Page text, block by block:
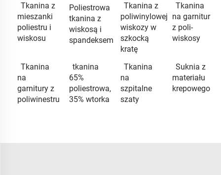
Tkanina z
mieszanki
poliestru i
wiskosu
Poliestrowa
tkanina z
wiskosą i
spandeksem
Tkanina z
poliwinylowej
wiskozy w
szkocką
kratę
Tkanina
na garnitur
z poli-
wiskosy
Tkanina
na
garnitury z
poliwinestru
tkanina
65%
poliestrowa,
35% wtorka
Tkanina
na
szpitalne
szaty
Suknia z
materiału
krepowego